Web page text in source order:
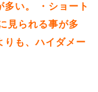
い。
・ショート
見られる事が多
りも、ハイダメー